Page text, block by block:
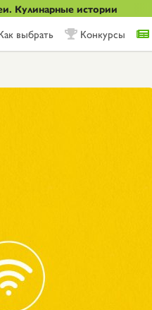
Кулинарные истории
выбрать Конкурсы